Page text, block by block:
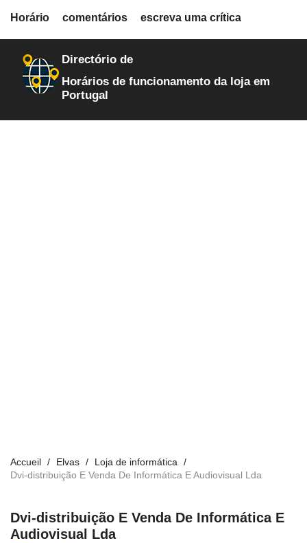
loja-de-informatica
Directório de
Horários de funcionamento da loja em
Portugal
Accueil Elvas
Loja de informática
Dvi-distribuição E Venda De Informática E Audiovisual Lda
Dvi-distribuição E Venda De Informática E
Audiovisual Lda
Horário comentários escreva uma crítica